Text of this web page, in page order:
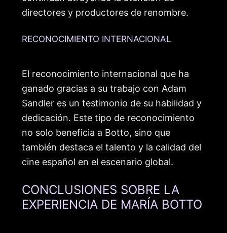
directores y productores de renombre.
RECONOCIMIENTO INTERNACIONAL
El reconocimiento internacional que ha
ganado gracias a su trabajo con Adam
Sandler es un testimonio de su habilidad y
dedicación. Este tipo de reconocimiento
no solo beneficia a Botto, sino que
también destaca el talento y la calidad del
cine español en el escenario global.
CONCLUSIONES SOBRE LA
EXPERIENCIA DE MARÍA BOTTO